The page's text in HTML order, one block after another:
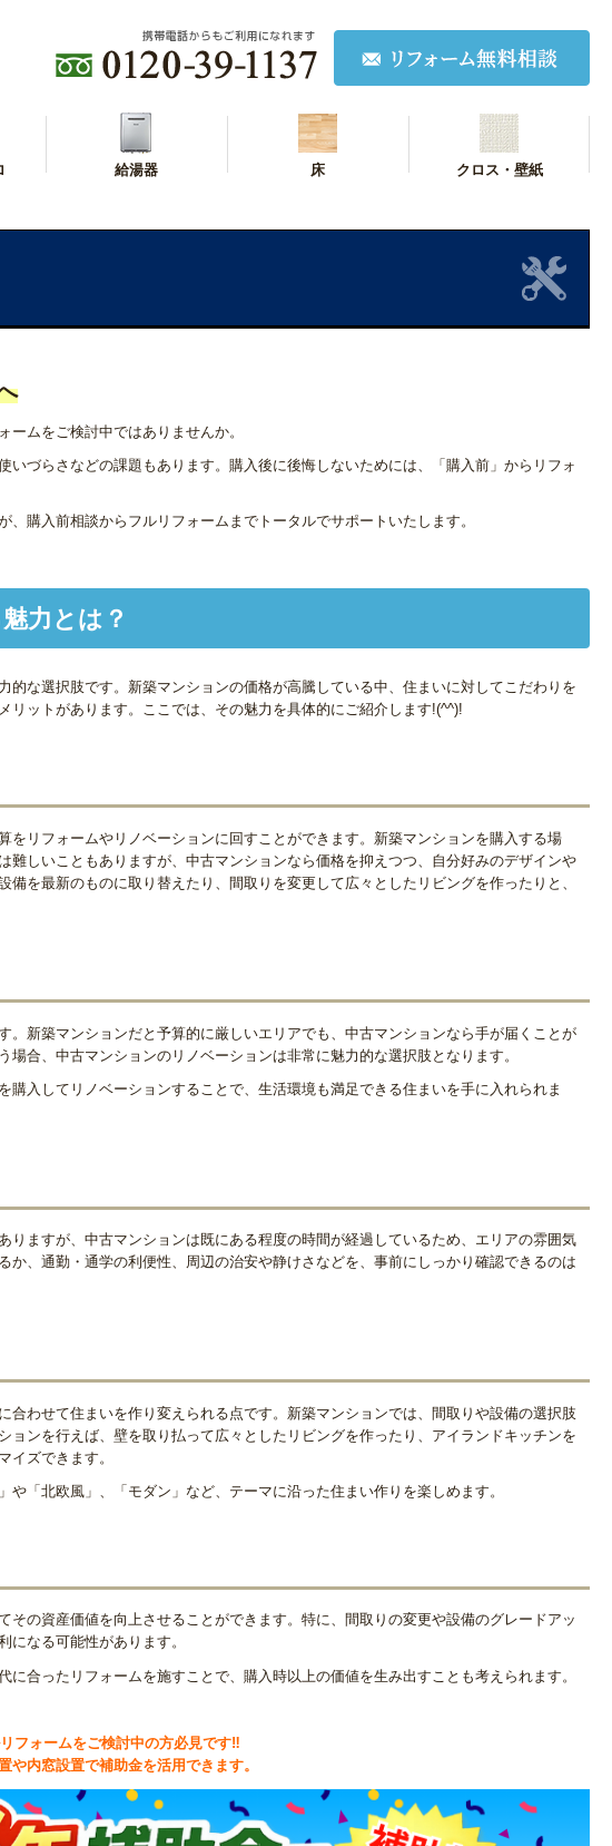
給湯器 床 クロス・壁紙
ムをご検討中ではありませんか。
づらさなどの課題もあります。購入後に後悔しないためには、「購入前」からリフォ
購入前相談からフルリフォームまでトータルでサポートいたします。
力とは？
な選択肢です。新築マンションの価格が高騰している中、住まいに対してこだわりを
ットがあります。ここでは、その魅力を具体的にご紹介します!(^^)!
リフォームやリノベーションに回すことができます。新築マンションを購入する場
しいこともありますが、中古マンションなら価格を抑えつつ、自分好みのデザインや
を最新のものに取り替えたり、間取りを変更して広々としたリビングを作ったりと、
新築マンションだと予算的に厳しいエリアでも、中古マンションなら手が届くことが
合、中古マンションのリノベーションは非常に魅力的な選択肢となります。
入してリノベーションすることで、生活環境も満足できる住まいを手に入れられま
ますが、中古マンションは既にある程度の時間が経過しているため、エリアの雰囲気
、通勤・通学の利便性、周辺の治安や静けさなどを、事前にしっかり確認できるのは
わせて住まいを作り変えられる点です。新築マンションでは、間取りや設備の選択肢
ンを行えば、壁を取り払って広々としたリビングを作ったり、アイランドキッチンを
イズできます。
「北欧風」、「モダン」など、テーマに沿った住まい作りを楽しめます。
の資産価値を向上させることができます。特に、間取りの変更や設備のグレードアッ
なる可能性があります。
合ったリフォームを施すことで、購入時以上の価値を生み出すことも考えられます。
フォームをご検討中の方必見です‼
や内窓設置で補助金を活用できます。